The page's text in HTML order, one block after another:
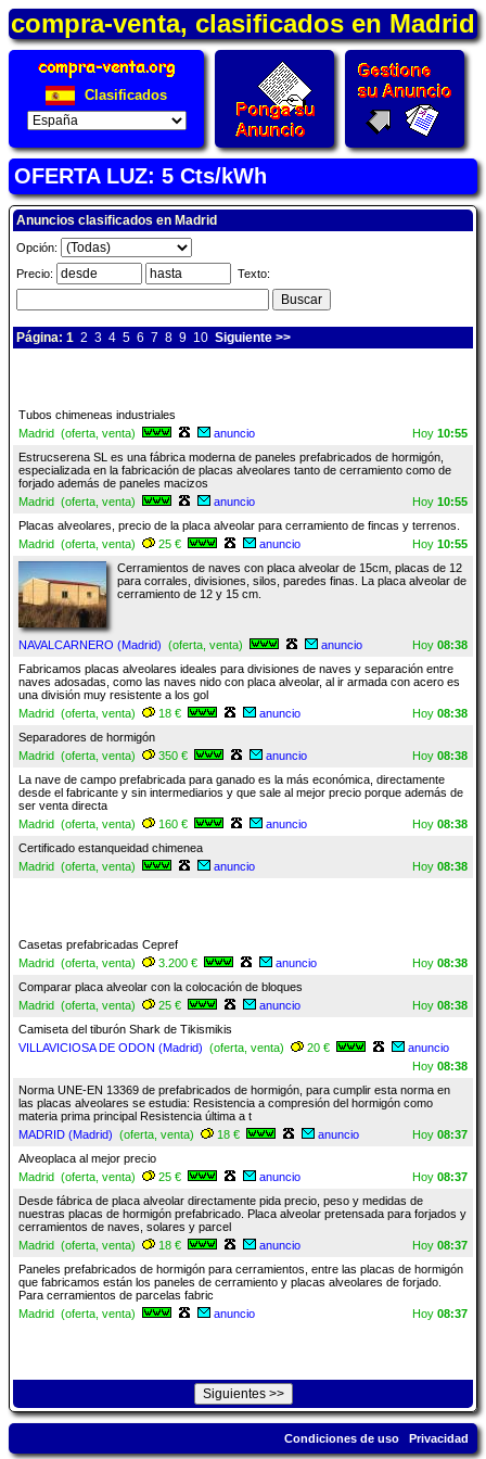
compra-venta, clasificados en Madrid
Clasificados
OFERTA LUZ: 5 Cts/kWh
Anuncios clasificados en Madrid
Opción:
Precio:
Texto:
Página: 1 2 3 4 5 6 7 8 9 10 Siguiente >>
Tubos chimeneas industriales
Madrid (oferta, venta)
anuncio Hoy 10:55
Estrucserena SL es una fábrica moderna de paneles prefabricados de hormigón,
especializada en la fabricación de placas alveolares tanto de cerramiento como de
forjado además de paneles macizos
Madrid (oferta, venta)
anuncio Hoy 10:55
Placas alveolares, precio de la placa alveolar para cerramiento de fincas y terrenos.
Madrid (oferta, venta)
25 € anuncio Hoy 10:55
Cerramientos de naves con placa alveolar de 15cm, placas de 12
para corrales, divisiones, silos, paredes finas. La placa alveolar de
cerramiento de 12 y 15 cm.
NAVALCARNERO (Madrid) (oferta, venta) anuncio Hoy 08:38
Fabricamos placas alveolares ideales para divisiones de naves y separación entre
naves adosadas, como las naves nido con placa alveolar, al ir armada con acero es
una división muy resistente a los gol
Madrid (oferta, venta)
18 € anuncio Hoy 08:38
Separadores de hormigón
Madrid (oferta, venta)
350 € anuncio Hoy 08:38
La nave de campo prefabricada para ganado es la más económica, directamente
desde el fabricante y sin intermediarios y que sale al mejor precio porque además de
ser venta directa
Madrid (oferta, venta)
160 € anuncio Hoy 08:38
Certificado estanqueidad chimenea
Madrid (oferta, venta)
anuncio Hoy 08:38
Casetas prefabricadas Cepref
Madrid (oferta, venta)
3.200 € anuncio Hoy 08:38
Comparar placa alveolar con la colocación de bloques
Madrid (oferta, venta)
25 € anuncio Hoy 08:38
Camiseta del tiburón Shark de Tikismikis
VILLAVICIOSA DE ODON (Madrid) (oferta, venta) 20 €
anuncio
Hoy 08:38
Norma UNE-EN 13369 de prefabricados de hormigón, para cumplir esta norma en
las placas alveolares se estudia: Resistencia a compresión del hormigón como
materia prima principal Resistencia última a t
MADRID (Madrid) (oferta, venta) 18 € anuncio Hoy 08:37
Alveoplaca al mejor precio
Madrid (oferta, venta)
25 € anuncio Hoy 08:37
Desde fábrica de placa alveolar directamente pida precio, peso y medidas de
nuestras placas de hormigón prefabricado. Placa alveolar pretensada para forjados y
cerramientos de naves, solares y parcel
Madrid (oferta, venta)
18 € anuncio Hoy 08:37
Paneles prefabricados de hormigón para cerramientos, entre las placas de hormigón
que fabricamos están los paneles de cerramiento y placas alveolares de forjado.
Para cerramientos de parcelas fabric
Madrid (oferta, venta)
anuncio Hoy 08:37
Condiciones de uso Privacidad